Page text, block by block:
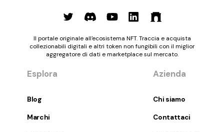
Il portale originale all'ecosistema NFT. Traccia e acquista
collezionabili digitali e altri token non fungibili con il miglior
aggregatore di dati e marketplace sul mercato.
Esplora
Blog
Marchi
Azienda
Chi siamo
Contattaci